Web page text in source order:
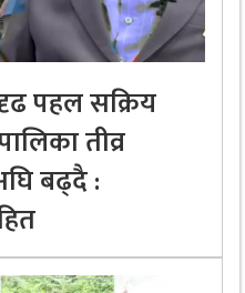
पहल सक्रिय
तीव्र
बढ्दै :